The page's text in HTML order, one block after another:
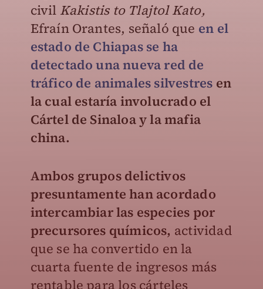
civil Kakistis to Tlajtol Kato,
Efraín Orantes, señaló que en el
estado de Chiapas se ha
detectado una nueva red de
tráfico de animales silvestres en
la cual estaría involucrado el
Cártel de Sinaloa y la mafia
china.
Ambos grupos delictivos
presuntamente han acordado
intercambiar las especies por
precursores químicos, actividad
que se ha convertido en la
cuarta fuente de ingresos más
rentable para los cárteles